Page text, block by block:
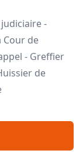
-
Cour de
- Greffier
de